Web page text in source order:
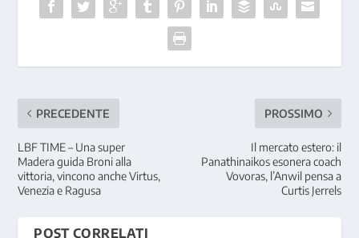
PRECEDENTE
LBF TIME – Una super
Madera guida Broni alla
vittoria, vincono anche Virtus,
Venezia e Ragusa
PROSSIMO
Il mercato estero: il
Panathinaikos esonera coach
Vovoras, l’Anwil pensa a
Curtis Jerrels
POST CORRELATI